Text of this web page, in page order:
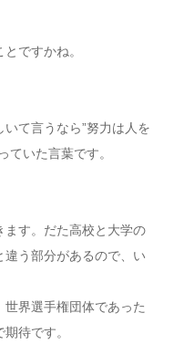
ですかね。
て言うなら”努力は人を
ていた言葉です。
ます。だた高校と大学の
違う部分があるので、い
界選手権団体であった
待です。